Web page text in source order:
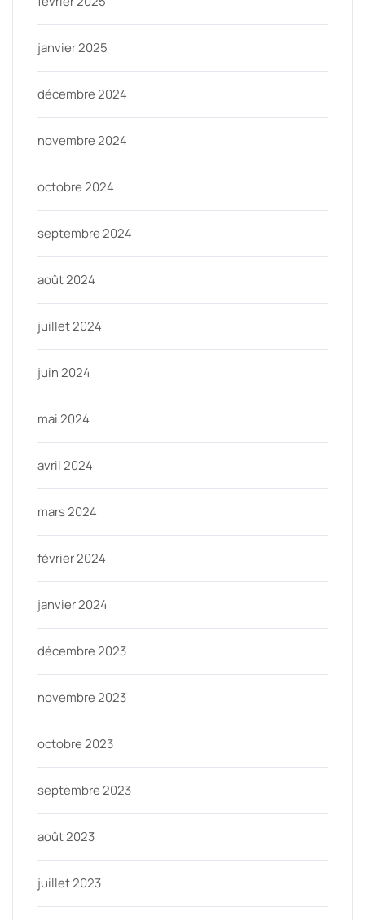
janvier 2025
décembre 2024
novembre 2024
octobre 2024
septembre 2024
août 2024
juillet 2024
juin 2024
mai 2024
avril 2024
mars 2024
février 2024
janvier 2024
décembre 2023
novembre 2023
octobre 2023
septembre 2023
août 2023
juillet 2023